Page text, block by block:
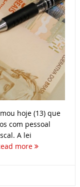
hoje (13) que
com pessoal
A lei
more